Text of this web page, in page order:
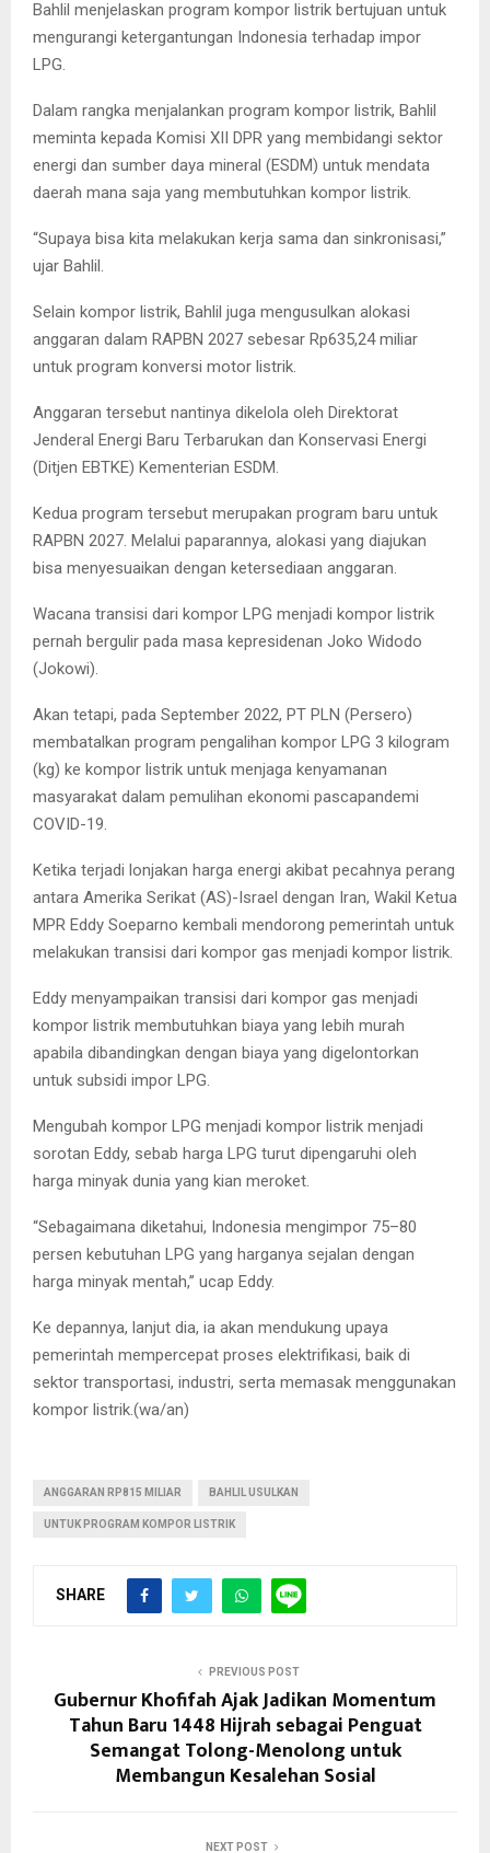
Bahlil menjelaskan program kompor listrik bertujuan untuk
mengurangi ketergantungan Indonesia terhadap impor
LPG.
Dalam rangka menjalankan program kompor listrik, Bahlil
meminta kepada Komisi XII DPR yang membidangi sektor
energi dan sumber daya mineral (ESDM) untuk mendata
daerah mana saja yang membutuhkan kompor listrik.
“Supaya bisa kita melakukan kerja sama dan sinkronisasi,”
ujar Bahlil.
Selain kompor listrik, Bahlil juga mengusulkan alokasi
anggaran dalam RAPBN 2027 sebesar Rp635,24 miliar
untuk program konversi motor listrik.
Anggaran tersebut nantinya dikelola oleh Direktorat
Jenderal Energi Baru Terbarukan dan Konservasi Energi
(Ditjen EBTKE) Kementerian ESDM.
Kedua program tersebut merupakan program baru untuk
RAPBN 2027. Melalui paparannya, alokasi yang diajukan
bisa menyesuaikan dengan ketersediaan anggaran.
Wacana transisi dari kompor LPG menjadi kompor listrik
pernah bergulir pada masa kepresidenan Joko Widodo
(Jokowi).
Akan tetapi, pada September 2022, PT PLN (Persero)
membatalkan program pengalihan kompor LPG 3 kilogram
(kg) ke kompor listrik untuk menjaga kenyamanan
masyarakat dalam pemulihan ekonomi pascapandemi
COVID-19.
Ketika terjadi lonjakan harga energi akibat pecahnya perang
antara Amerika Serikat (AS)-Israel dengan Iran, Wakil Ketua
MPR Eddy Soeparno kembali mendorong pemerintah untuk
melakukan transisi dari kompor gas menjadi kompor listrik.
Eddy menyampaikan transisi dari kompor gas menjadi
kompor listrik membutuhkan biaya yang lebih murah
apabila dibandingkan dengan biaya yang digelontorkan
untuk subsidi impor LPG.
Mengubah kompor LPG menjadi kompor listrik menjadi
sorotan Eddy, sebab harga LPG turut dipengaruhi oleh
harga minyak dunia yang kian meroket.
“Sebagaimana diketahui, Indonesia mengimpor 75–80
persen kebutuhan LPG yang harganya sejalan dengan
harga minyak mentah,” ucap Eddy.
Ke depannya, lanjut dia, ia akan mendukung upaya
pemerintah mempercepat proses elektrifikasi, baik di
sektor transportasi, industri, serta memasak menggunakan
kompor listrik.(wa/an)
ANGGARAN RP815 MILIAR BAHLIL USULKAN
UNTUK PROGRAM KOMPOR LISTRIK
SHARE
PREVIOUS POST
Gubernur Khofifah Ajak Jadikan Momentum
Tahun Baru 1448 Hijrah sebagai Penguat
Semangat Tolong-Menolong untuk
Membangun Kesalehan Sosial
NEXT POST